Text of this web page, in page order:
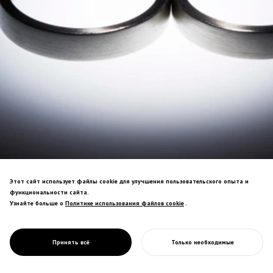
PROJECT
RE.ING
多様な関係性を祝福するジュエリーブラン
ド。4種のリングで様々な絆を表現。
Этот сайт использует файлы cookie для улучшения пользовательского опыта и
функциональности сайта.
Узнайте больше о Политике использования файлов cookie
Политике использования файлов cookie.
Принять всё Только необходимые